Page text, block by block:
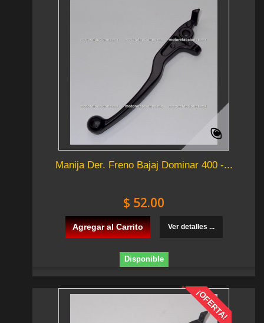
Manija Der. Freno Bajaj Dominar 400 -...
$ 52.00
Agregar al Carrito Ver detalles ...
Disponible
¡OFERTA!